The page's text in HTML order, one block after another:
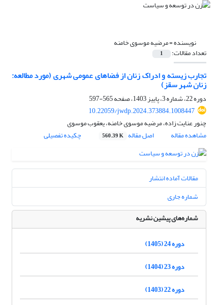
نویسنده =مرضیه موسوی خامنه
تعداد مقالات: 1
تجارب زیسته و ادراک زنان از فضاهای عمومی شهری (مورد مطالعه:
زنان شهر سقز)
دوره 22، شماره 3، پاییز 1403، صفحه
565-597
10.22059/jwdp.2024.373884.1008447
چنور عنایت زاده، مرضیه موسوی خامنه، یعقوب موسوی
مشاهده مقاله
اصل مقاله 560.39 K چکیده تفصیلی
مقالات آماده انتشار
شماره جاری
شماره‌های پیشین نشریه
دوره 24 (1405)
دوره 23 (1404)
دوره 22 (1403)